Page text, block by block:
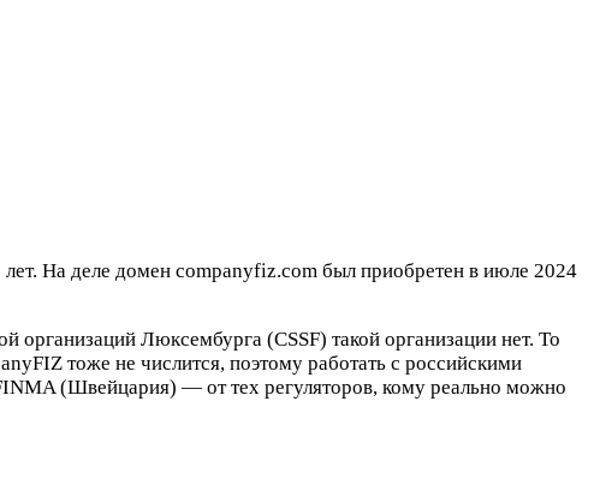
На деле домен companyfiz.com был приобретен в июле 2024
Люксембурга (CSSF) такой организации нет. То
тоже не числится, поэтому работать с российскими
(Швейцария) — от тех регуляторов, кому реально можно